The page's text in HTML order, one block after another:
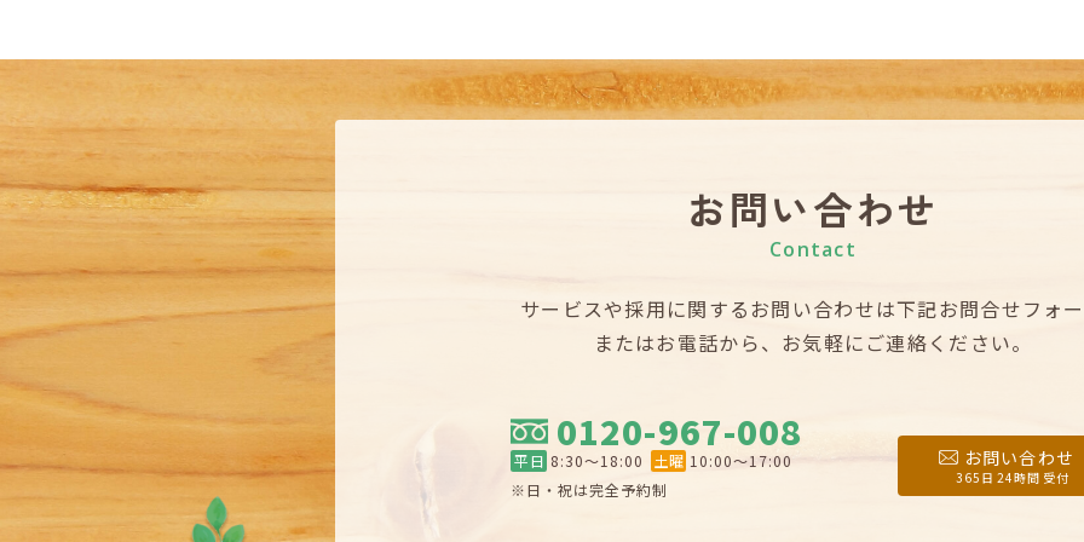
お問い合わせ
Contact
サービスや採用に関するお問い合わせは下記お問合せフォ
またはお電話から、お気軽にご連絡ください。
0120-967-008
平日 8:30〜18:00 土曜 10:00〜17:00
※日・祝は完全予約制
お問い合わせ
365日 24時間 受付